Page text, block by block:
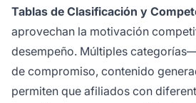
Tablas de Clasificación y
aprovechan la motivación
desempeño. Múltiples
de compromiso, contenido
permiten que afiliados con